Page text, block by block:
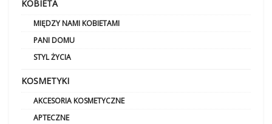
KOBIETA
MIĘDZY NAMI KOBIETAMI
PANI DOMU
STYL ŻYCIA
KOSMETYKI
AKCESORIA KOSMETYCZNE
APTECZNE